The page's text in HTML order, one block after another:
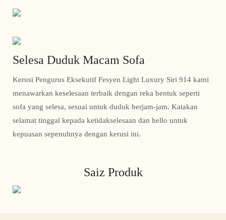
Selesa Duduk Macam Sofa
Kerusi Pengurus Eksekutif Fesyen Light Luxury Siri 914 kami
menawarkan keselesaan terbaik dengan reka bentuk seperti
sofa yang selesa, sesuai untuk duduk berjam-jam. Katakan
selamat tinggal kepada ketidakselesaan dan hello untuk
kepuasan sepenuhnya dengan kerusi ini.
Saiz Produk